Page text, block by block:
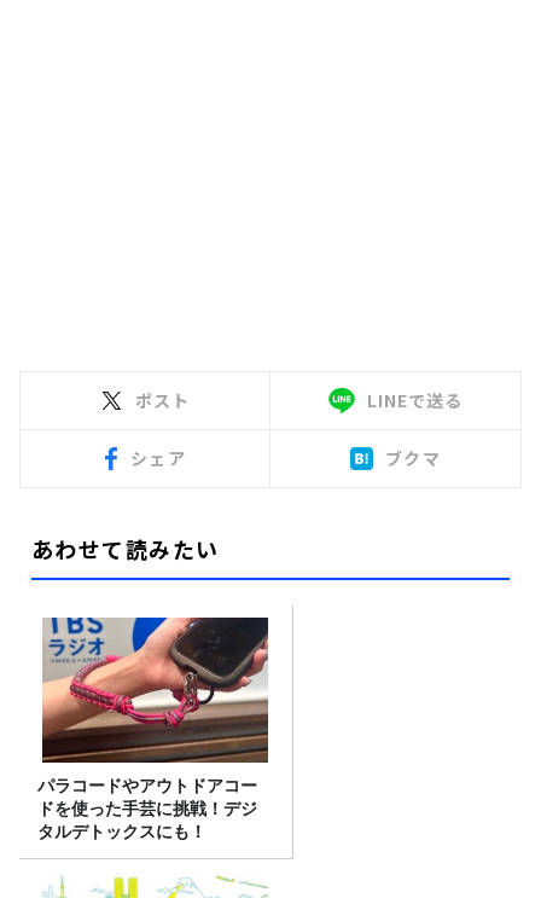
ポスト LINEで送る
シェア ブクマ
あわせて読みたい
パラコードやアウトドアコー
ドを使った手芸に挑戦！デジ
タルデトックスにも！